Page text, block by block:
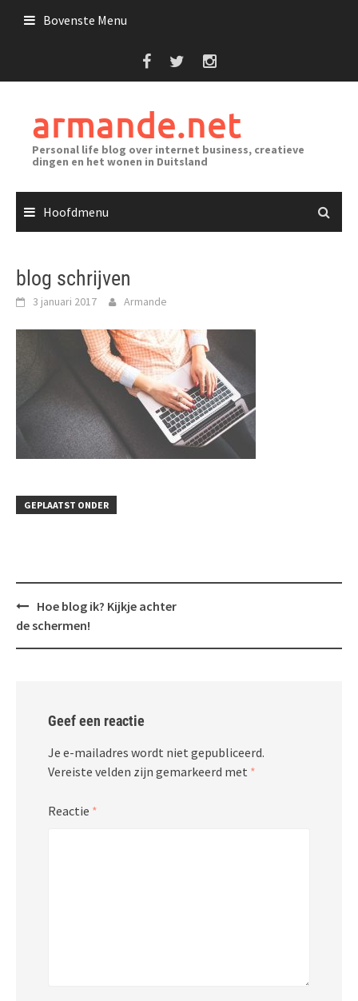
Bovenste Menu
armande.net
Personal life blog over internet business, creatieve
dingen en het wonen in Duitsland
Hoofdmenu
blog schrijven
3 januari 2017 Armande
GEPLAATST ONDER
Bericht
navigatie
Hoe blog ik? Kijkje achter
de schermen!
Geef een reactie
Je e-mailadres wordt niet gepubliceerd.
Vereiste velden zijn gemarkeerd met *
Reactie *